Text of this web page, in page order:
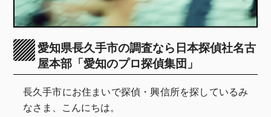
愛知県長久手市の調査なら日本探偵社名古
屋本部「愛知のプロ探偵集団」
長久手市にお住まいで探偵・興信所を探しているみ
なさま、こんにちは。